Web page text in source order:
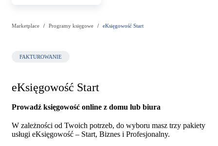
Marketplace Programy księgowe eKsięgowość Start
FAKTUROWANIE
eKsięgowość Start
Prowadź księgowość online z domu lub biura
W zależności od Twoich potrzeb, do wyboru masz trzy pakiety
usługi eKsięgowość – Start, Biznes i Profesjonalny.